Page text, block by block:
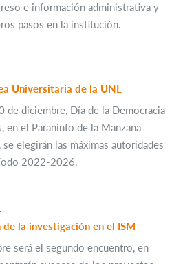
e información administrativa y
pasos en la institución.
Universitaria de la UNL
de diciembre, Día de la Democracia
en el Paraninfo de la Manzana
elegirán las máximas autoridades
2022-2026.
la investigación en el ISM
será el segundo encuentro, en